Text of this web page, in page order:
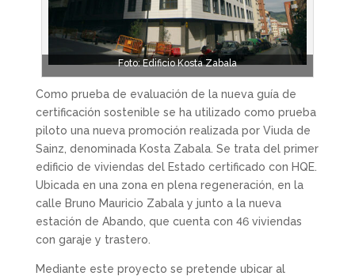
Foto: Edificio Kosta Zabala
Como prueba de evaluación de la nueva guía de
certificación sostenible se ha utilizado como prueba
piloto una nueva promoción realizada por Viuda de
Sainz, denominada Kosta Zabala. Se trata del primer
edificio de viviendas del Estado certificado con HQE.
Ubicada en una zona en plena regeneración, en la
calle Bruno Mauricio Zabala y junto a la nueva
estación de Abando, que cuenta con 46 viviendas
con garaje y trastero.
Mediante este proyecto se pretende ubicar al